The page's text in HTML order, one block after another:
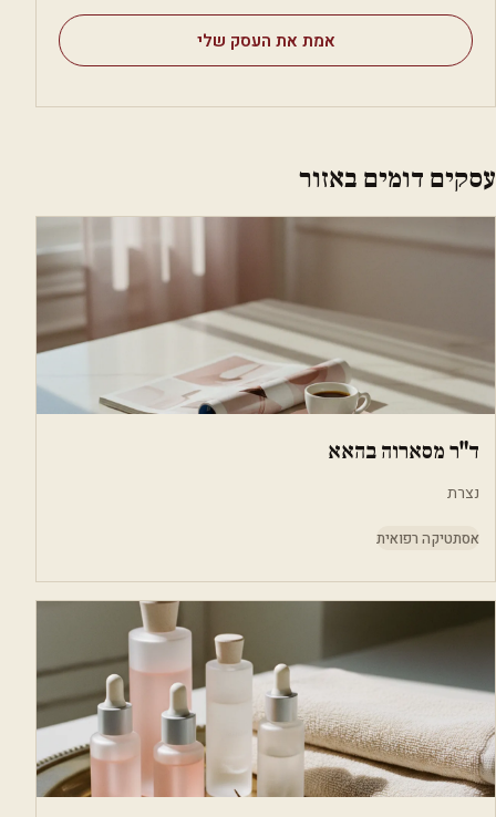
אמת את העסק שלי
עסקים דומים באזור
ד"ר מסארוה בהאא
נצרת
אסתטיקה רפואית